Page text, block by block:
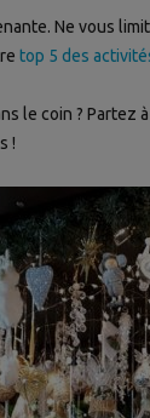
Ne vous
top 5 des
le coin ? Partez
!